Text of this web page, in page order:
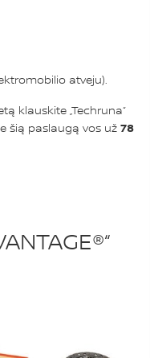
atveju).
klauskite „Techruna“
šią paslaugą vos už 78